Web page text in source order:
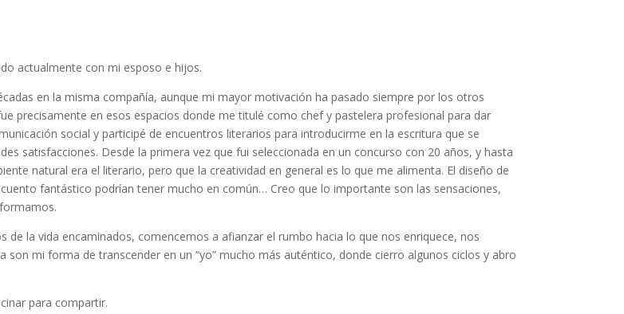
actualmente con mi esposo e hijos.
en la misma compañía, aunque mi mayor motivación ha pasado siempre por los otros
precisamente en esos espacios donde me titulé como chef y pastelera profesional para dar
social y participé de encuentros literarios para introducirme en la escritura que se
satisfacciones. Desde la primera vez que fui seleccionada en un concurso con 20 años, y hasta
natural era el literario, pero que la creatividad en general es lo que me alimenta. El diseño de
fantástico podrían tener mucho en común… Creo que lo importante son las sensaciones,
la vida encaminados, comencemos a afianzar el rumbo hacia lo que nos enriquece, nos
mi forma de transcender en un “yo” mucho más auténtico, donde cierro algunos ciclos y abro
para compartir.